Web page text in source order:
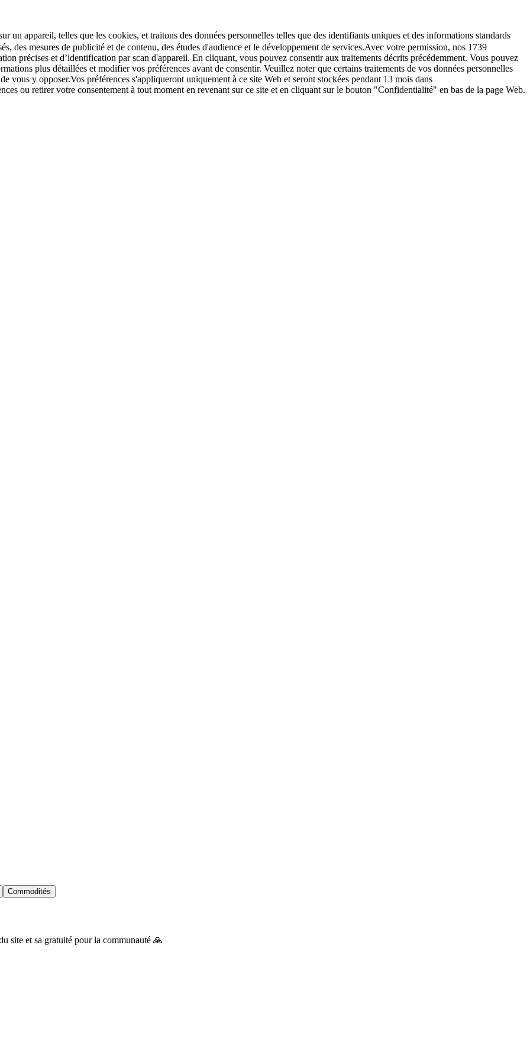
un appareil, telles que les cookies, et traitons des données personnelles telles que des identifiants uniques et des informations standards
des mesures de publicité et de contenu, des études d'audience et le développement de services.Avec votre permission, nos 1739
précises et d’identification par scan d'appareil. En cliquant, vous pouvez consentir aux traitements décrits précédemment. Vous pouvez
plus détaillées et modifier vos préférences avant de consentir. Veuillez noter que certains traitements de vos données personnelles
vous y opposer.Vos préférences s'appliqueront uniquement à ce site Web et seront stockées pendant 13 mois dans
ou retirer votre consentement à tout moment en revenant sur ce site et en cliquant sur le bouton "Confidentialité" en bas de la page Web.
Commodités
site et sa gratuité pour la communauté 🙏